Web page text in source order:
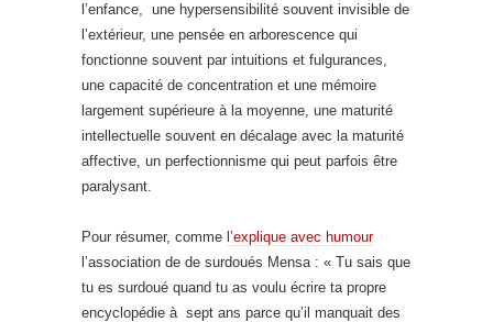
l’enfance, une hypersensibilité souvent invisible de
l’extérieur, une pensée en arborescence qui
fonctionne souvent par intuitions et fulgurances,
une capacité de concentration et une mémoire
largement supérieure à la moyenne, une maturité
intellectuelle souvent en décalage avec la maturité
affective, un perfectionnisme qui peut parfois être
paralysant.
Pour résumer, comme l’explique avec humour
l’association de de surdoués Mensa : « Tu sais que
tu es surdoué quand tu as voulu écrire ta propre
encyclopédie à sept ans parce qu’il manquait des